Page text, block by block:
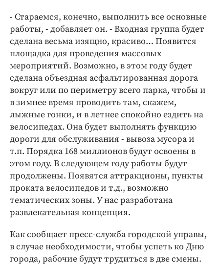
- Стараемся, конечно, выполнить все основные
работы, - добавляет он. - Входная группа будет
сделана весьма изящно, красиво… Появится
площадка для проведения массовых
мероприятий. Возможно, в этом году будет
сделана объездная асфальтированная дорога
вокруг или по периметру всего парка, чтобы и
в зимнее время проводить там, скажем,
лыжные гонки, и в летнее спокойно ездить на
велосипедах. Она будет выполнять функцию
дороги для обслуживания - вывоза мусора и
т.п. Порядка 168 миллионов будут освоены в
этом году. В следующем году работы будут
продолжены. Появятся аттракционы, пункты
проката велосипедов и т.д., возможно
тематических зоны. У нас разработана
развлекательная концепция.
Как сообщает пресс-служба городской управы,
в случае необходимости, чтобы успеть ко Дню
города, рабочие будут трудиться в две смены.